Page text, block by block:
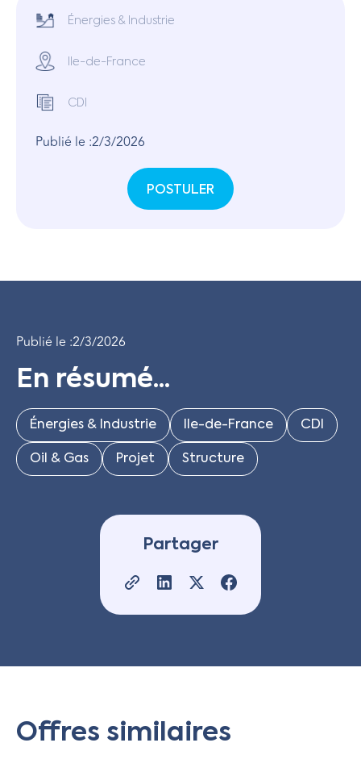
Énergies & Industrie
Ile-de-France
CDI
Publié le :2/3/2026
POSTULER
Publié le :2/3/2026
En résumé...
Énergies & Industrie Ile-de-France CDI
Oil & Gas Projet Structure
Partager
Offres similaires